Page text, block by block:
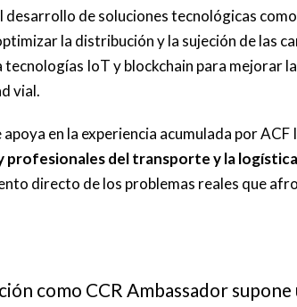
desarrollo de soluciones tecnológicas
la distribución y la sujeción de las
IoT y blockchain para mejorar
vial.
en la experiencia acumulada por
profesionales del transporte y la
directo de los problemas reales que
como CCR Ambassador